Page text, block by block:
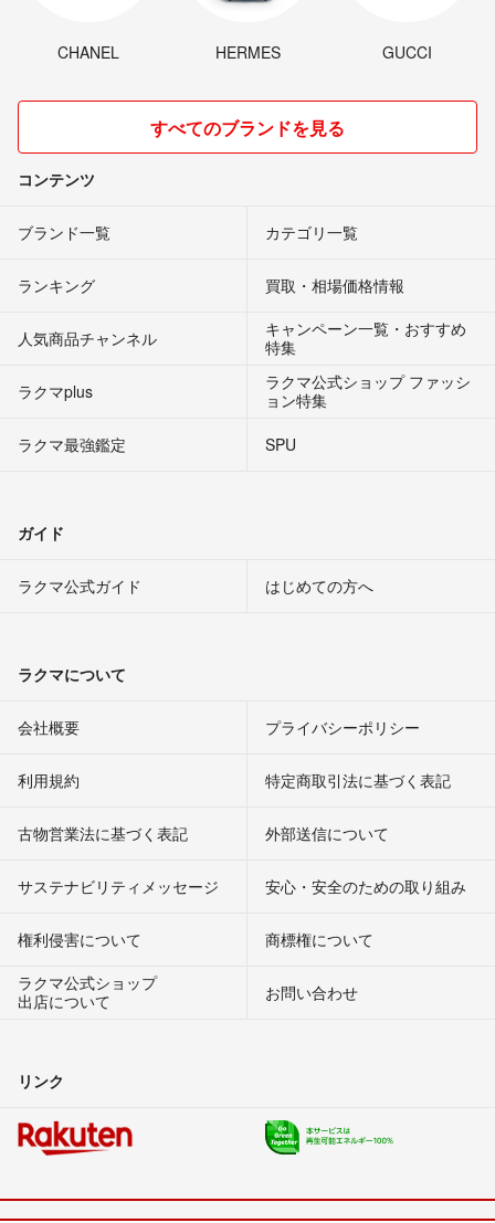
CHANEL HERMES GUCCI
すべてのブランドを見る
コンテンツ
ブランド一覧 カテゴリ一覧
ランキング 買取・相場価格情報
人気商品チャンネル
キャンペーン一覧・おすすめ
特集
ラクマplus
ラクマ公式ショップ ファッシ
ョン特集
ラクマ最強鑑定
SPU
ガイド
ラクマ公式ガイド はじめての方へ
ラクマについて
会社概要 プライバシーポリシー
利用規約 特定商取引法に基づく表記
古物営業法に基づく表記 外部送信について
サステナビリティメッセージ 安心・安全のための取り組み
権利侵害について
商標権について
ラクマ公式ショップ
出店について
お問い合わせ
リンク